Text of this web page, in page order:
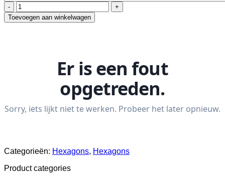
Hexagons
hoeveelheid
Toevoegen aan winkelwagen
Categorieën: Hexagons, Hexagons
Product categories